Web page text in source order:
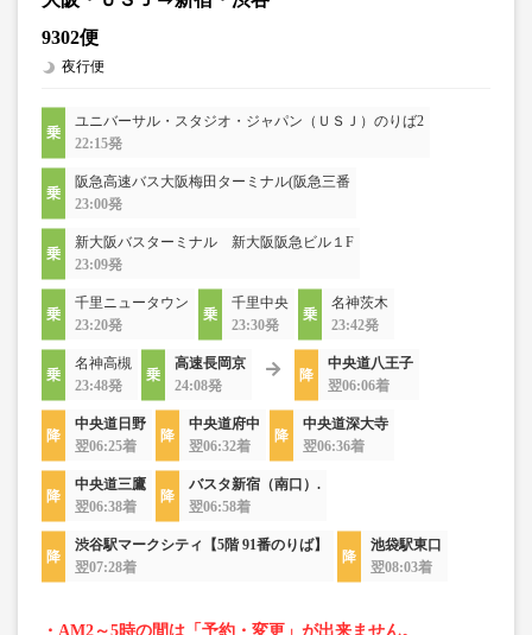
9302便
夜行便
ユニバーサル・スタジオ・ジャパン（ＵＳＪ）のりば2
22:15発
阪急高速バス大阪梅田ターミナル(阪急三番
23:00発
新大阪バスターミナル 新大阪阪急ビル１F
23:09発
千里ニュータウン
23:20発
千里中央
23:30発
名神茨木
23:42発
名神高槻
23:48発
高速長岡京
24:08発
中央道八王子
翌06:06着
中央道日野
翌06:25着
中央道府中
翌06:32着
中央道深大寺
翌06:36着
中央道三鷹
翌06:38着
バスタ新宿（南口）.
翌06:58着
渋谷駅マークシティ【5階 91番のりば】
翌07:28着
池袋駅東口
翌08:03着
・AM2～5時の間は「予約・変更」が出来ません。